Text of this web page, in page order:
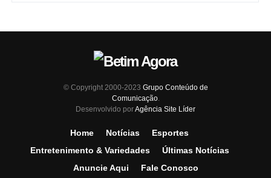
© Copyright 2000-2023 Grupo Conteúdo de
Comunicação.
Desenvolvido porAgência Site Líder
Home Notícias
Esportes
Entretenimento & Variedades
Últimas Notícias
Anuncie Aqui
Fale Conosco